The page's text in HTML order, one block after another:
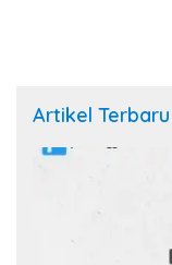
Artikel Terbaru